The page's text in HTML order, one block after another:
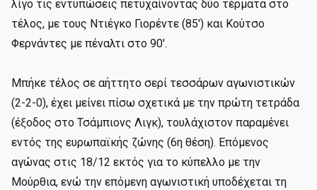
λίγο τις εντυπώσεις πετυχαίνοντας δύο τέρματα στο
τέλος, με τους Ντιέγκο Γιορέντε (85') και Κούτσο
Φερνάντες με πέναλτι στο 90'.
Μπήκε τέλος σε αήττητο σερί τεσσάρων αγωνιστικών
(2-2-0), έχει μείνει πίσω σχετικά με την πρώτη τετράδα
(έξοδος στο Τσάμπιονς Λιγκ), τουλάχιστον παραμένει
εντός της ευρωπαϊκής ζώνης (6η θέση). Επόμενος
αγώνας στις 18/12 εκτός για το κύπελλο με την
Μούρθια, ενώ την επόμενη αγωνιστική υποδέχεται τη